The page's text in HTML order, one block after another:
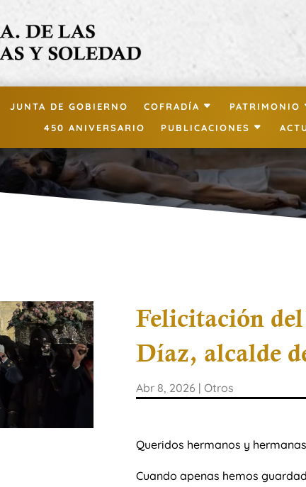
JUNTA DE GOBIERNO COFRADÍA PATRIMONIO
450 ANIVERSARIO
PUBLICACIONES
Felicitación
Díaz, alcalde
Abr 8, 2026 | Otros
Queridos hermanos y
Cuando apenas hemos